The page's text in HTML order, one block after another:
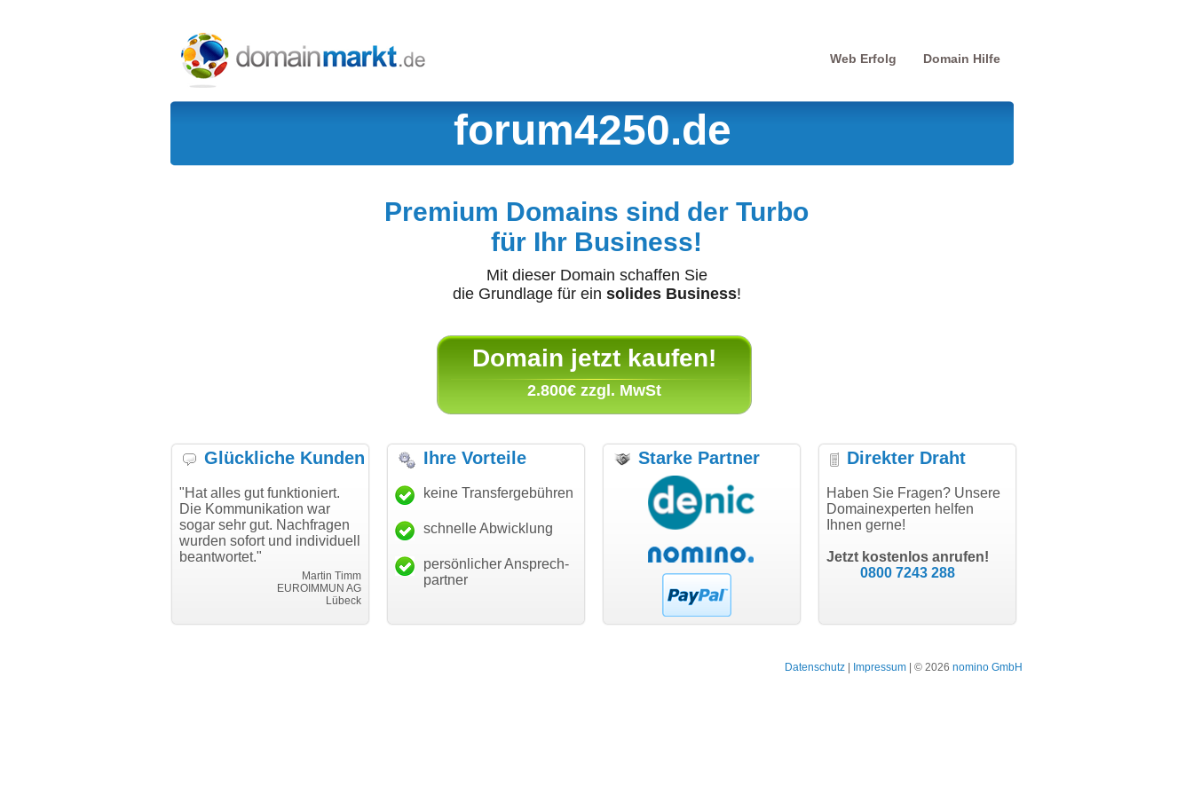
Web Erfolg Domain Hilfe
forum4250.de
Premium Domains sind der Turbo
für Ihr Business!
Mit dieser Domain schaffen Sie
die Grundlage für ein solides Business!
Domain jetzt kaufen!
2.800€ zzgl. MwSt
Glückliche Kunden
"Hat alles gut funktioniert.
Die Kommunikation war
sogar sehr gut. Nachfragen
wurden sofort und individuell
beantwortet."
Martin Timm
EUROIMMUN AG
Lübeck
"Danke für den schnellen
Transfer und guten Service!"
Thomas Schäfer
i can eckert communication GmbH
"Ich bin dankbar, meine
Wunschdomain gefunden zu
haben. Die Domain passt für
hundertprozentig."
Janina Köck
Leben im Einklang
leben-im-einklang.de
"Super Abwicklung, vielen
modern software GbR
Landau an der Isar
"Vielen Dank für den
Ihre Vorteile
keine Transfergebühren
schnelle Abwicklung
persönlicher Ansprech-
partner
Starke Partner Direkter Draht
Haben Sie Fragen? Unsere
Domainexperten helfen
Ihnen gerne!
Jetzt kostenlos anrufen!
0800 7243 288
Datenschutz Impressum | © 2026 nomino GmbH